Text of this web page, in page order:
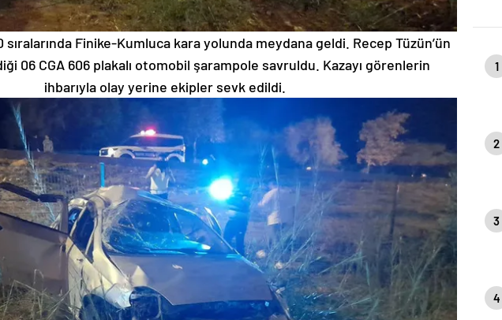
sıralarında Finike-Kumluca kara yolunda meydana geldi. Recep Tüzün’ün
06 CGA 606 plakalı otomobil şarampole savruldu. Kazayı görenlerin
ihbarıyla olay yerine ekipler sevk edildi.
1
2
3
4